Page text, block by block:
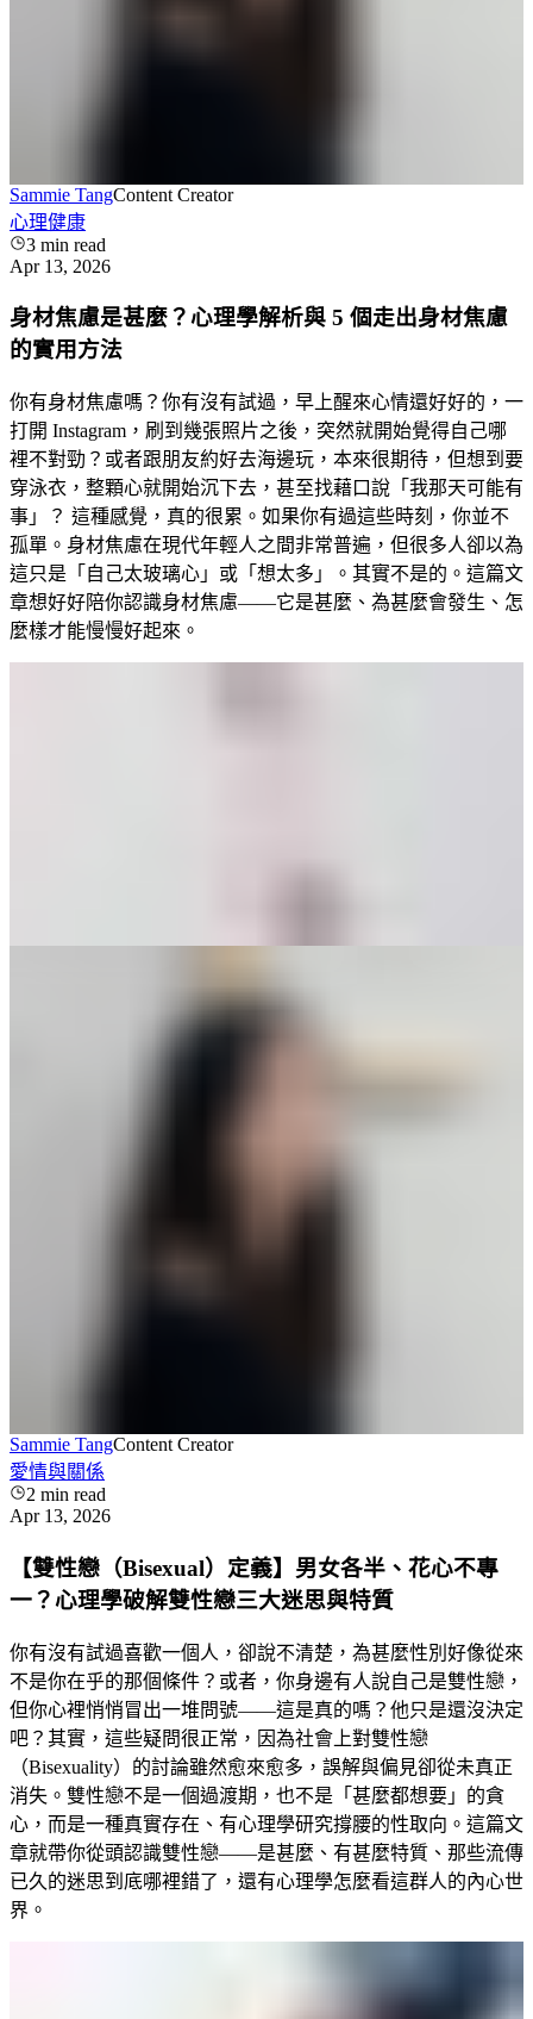
Sammie TangContent Creator
心理健康
3 min read
Apr 13, 2026
身材焦慮是甚麼？心理學解析與 5 個走出身材焦慮
的實用方法
你有身材焦慮嗎？你有沒有試過，早上醒來心情還好好的，一
打開 Instagram，刷到幾張照片之後，突然就開始覺得自己哪
裡不對勁？或者跟朋友約好去海邊玩，本來很期待，但想到要
穿泳衣，整顆心就開始沉下去，甚至找藉口說「我那天可能有
事」？ 這種感覺，真的很累。如果你有過這些時刻，你並不
孤單。身材焦慮在現代年輕人之間非常普遍，但很多人卻以為
這只是「自己太玻璃心」或「想太多」。其實不是的。這篇文
章想好好陪你認識身材焦慮——它是甚麼、為甚麼會發生、怎
麼樣才能慢慢好起來。
Sammie TangContent Creator
愛情與關係
2 min read
Apr 13, 2026
【雙性戀（Bisexual）定義】男女各半、花心不專
一？心理學破解雙性戀三大迷思與特質
你有沒有試過喜歡一個人，卻說不清楚，為甚麼性別好像從來
不是你在乎的那個條件？或者，你身邊有人說自己是雙性戀，
但你心裡悄悄冒出一堆問號——這是真的嗎？他只是還沒決定
吧？其實，這些疑問很正常，因為社會上對雙性戀
（Bisexuality）的討論雖然愈來愈多，誤解與偏見卻從未真正
消失。雙性戀不是一個過渡期，也不是「甚麼都想要」的貪
心，而是一種真實存在、有心理學研究撐腰的性取向。這篇文
章就帶你從頭認識雙性戀——是甚麼、有甚麼特質、那些流傳
已久的迷思到底哪裡錯了，還有心理學怎麼看這群人的內心世
界。